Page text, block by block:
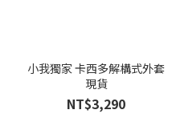
小我獨家 卡西多解構式外套
現貨
NT$3,290